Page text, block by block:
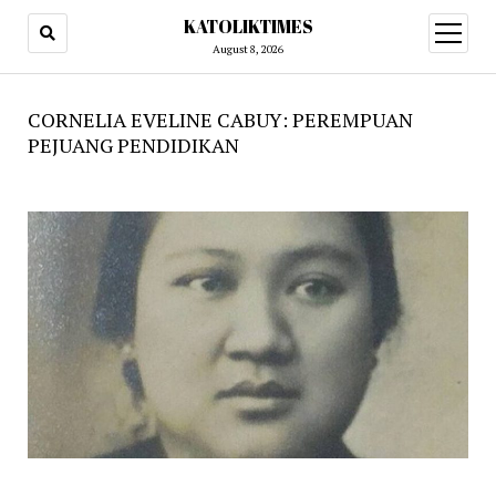
KATOLIKTIMES
August 8, 2026
open
menu
CORNELIA EVELINE CABUY: PEREMPUAN
PEJUANG PENDIDIKAN